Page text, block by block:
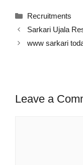
Categories
Recruitments
Sarkari Ujala
www sarkari
Leave a